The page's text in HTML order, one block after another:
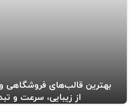
بهترین قالب‌های فروشگاهی
از زیبایی، سرعت و